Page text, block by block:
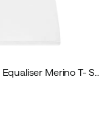
Women's Femund